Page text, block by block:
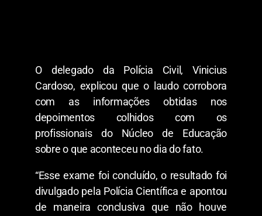
O delegado da Polícia Civil, Vinicius
Cardoso, explicou que o laudo corrobora
com as informações obtidas nos
depoimentos colhidos com os
profissionais do Núcleo de Educação
sobre o que aconteceu no dia do fato.
“Esse exame foi concluído, o resultado foi
divulgado pela Polícia Científica e apontou
de maneira conclusiva que não houve